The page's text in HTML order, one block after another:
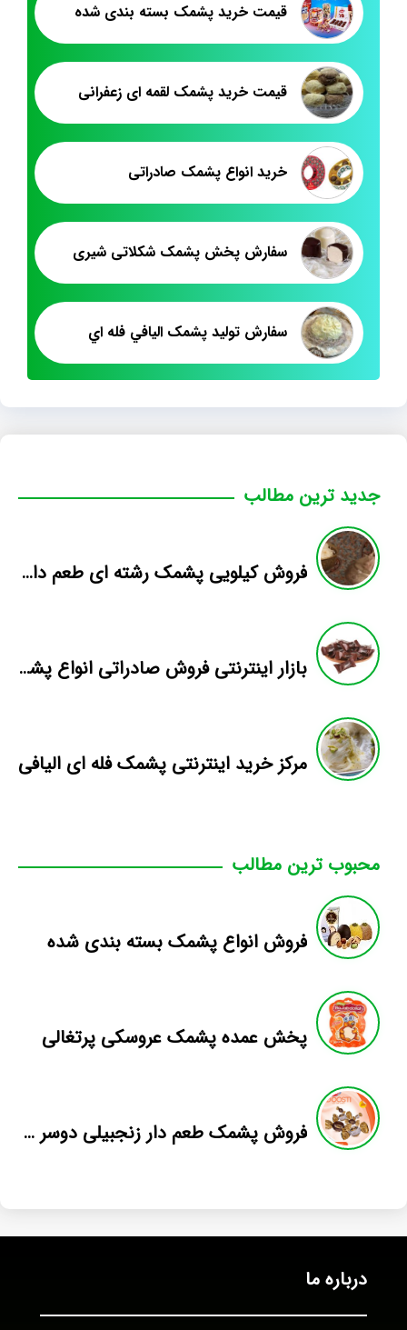
قیمت خرید پشمک بسته بندی شده
قیمت خرید پشمک لقمه ای زعفرانی
خرید انواع پشمک صادراتی
سفارش پخش پشمک شکلاتی شیری
سفارش توليد پشمک اليافي فله اي
جدید ترین مطالب
فروش کیلویی پشمک رشته ای طعم دار میوه
بازار اینترنتی فروش صادراتی انواع پشمک الیافی/شکلاتی
مرکز خرید اینترنتی پشمک فله ای الیافی
محبوب ترین مطالب
فروش انواع پشمک بسته بندی شده
پخش عمده پشمک عروسکی پرتغالی
فروش پشمک طعم دار زنجبیلی دوسر پیچ لقمه
درباره ما